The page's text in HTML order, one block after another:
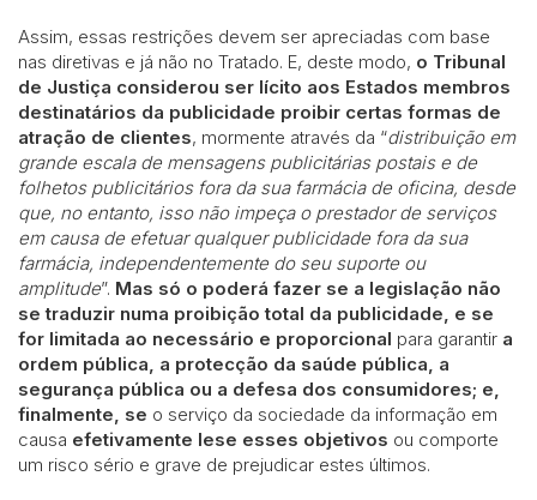
Assim, essas restrições devem ser apreciadas com base
nas diretivas e já não no Tratado. E, deste modo, o Tribunal
de Justiça considerou ser lícito aos Estados membros
destinatários da publicidade proibir certas formas de
atração de clientes, mormente através da “distribuição em
grande escala de mensagens publicitárias postais e de
folhetos publicitários fora da sua farmácia de oficina, desde
que, no entanto, isso não impeça o prestador de serviços
em causa de efetuar qualquer publicidade fora da sua
farmácia, independentemente do seu suporte ou
amplitude”. Mas só o poderá fazer se a legislação não
se traduzir numa proibição total da publicidade, e se
for limitada ao necessário e proporcional para garantir a
ordem pública, a protecção da saúde pública, a
segurança pública ou a defesa dos consumidores; e,
finalmente, se o serviço da sociedade da informação em
causa efetivamente lese esses objetivos ou comporte
um risco sério e grave de prejudicar estes últimos.